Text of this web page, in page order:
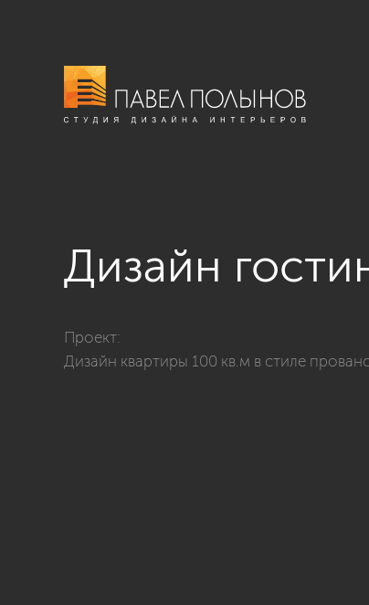
Дизайн
Проект:
Дизайн квартиры 100 кв.м в стиле